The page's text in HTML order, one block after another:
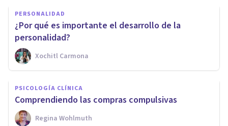
PERSONALIDAD
¿Por qué es importante el desarrollo de la
personalidad?
Xochitl Carmona
PSICOLOGÍA CLÍNICA
Comprendiendo las compras compulsivas
Regina Wohlmuth